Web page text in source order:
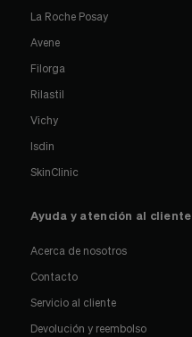
La Roche Posay
Avene
Filorga
Rilastil
Vichy
Isdin
SkinClinic
Ayuda y atención al cliente
Acerca de nosotros
Contacto
Servicio al cliente
Devolución y reembolso